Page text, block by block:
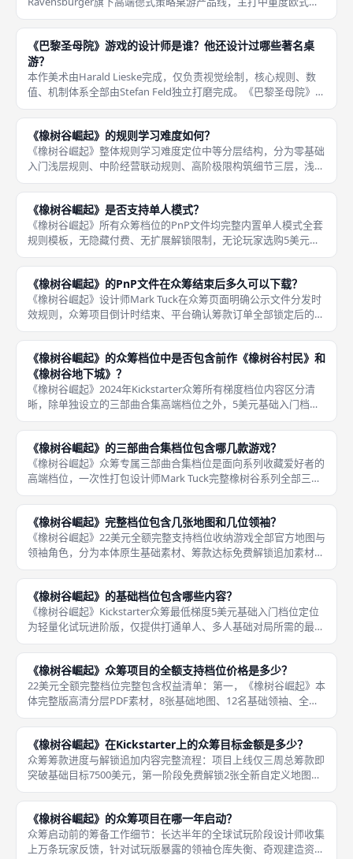
略，知名Alea系列全部由该分支出品，《巴黎圣母院》为Alea编号
11标准盒装作品，十周年纪念版同样由alea
《巴黎圣母院》游戏的设计师是谁？他还设计过哪些著名桌
游？
本作美术由Harald Lieske完成，仅负责视觉绘制，核心规则、数
值、机制体系全部由Stefan Feld独立打磨完成。《巴黎圣母院》的
唯一设计师是Stefan Feld，业内公认的德式重策大师，2007年本
作也是他Alea系列编号11
《橡树谷崛起》的规则学习难度如何？
《橡树谷崛起》整体规则学习难度定位中等分层结构，分为零基础
入门浅层规则、中阶经营联动规则、高阶极限构筑细节三层，浅层
基础操作十分钟即可上手，完整吃透全部联动机制、计分边界、领
袖搭配战术需要3至4局实战练习，分层难度设计兼顾休闲新手与资
深德式
《橡树谷崛起》是否支持单人模式？
《橡树谷崛起》所有众筹档位的PnP文件均完整内置单人模式全套
规则模板，无隐藏付费、无扩展解锁限制，无论玩家选购5美元基
础入门档、22美元单作完整档还是三部曲合集档，PDF素材包内都
附带单人专属AI魔物行动循环说明、三档难度刻度模板、单人专属
《橡树谷崛起》的PnP文件在众筹结束后多久可以下载？
《橡树谷崛起》设计师Mark Tuck在众筹页面明确公示文件分发时
效规则，众筹项目倒计时结束、平台确认筹款订单全部锁定后的48
小时以内，官方系统会自动向每一位支持者下单时预留的注册邮箱
发送完整下载邮件，邮件内附带永久有效云端存储下载链接，包
《橡树谷崛起》的众筹档位中是否包含前作《橡树谷村民》和
《橡树谷地下城》？
《橡树谷崛起》2024年Kickstarter众筹所有梯度档位内容区分清
晰，除单独设立的三部曲合集高端档位之外，5美元基础入门档、
13美元标准中档、22美元单作完整档这三类仅针对《橡树谷崛
起》本体开放，文件包内只有崛起自身的地图、领袖、规则
《橡树谷崛起》的三部曲合集档位包含哪几款游戏？
《橡树谷崛起》众筹专属三部曲合集档位是面向系列收藏爱好者的
高端档位，一次性打包设计师Mark Tuck完整橡树谷系列全部三款
独立可游玩纸笔PnP桌游，三款作品发行顺序、机制复杂度循序渐
进，同时独家附赠仅合集档位拥有的三作联动混搭模组，实现跨
《橡树谷崛起》完整档位包含几张地图和几位领袖？
《橡树谷崛起》22美元全额完整支持档位收纳游戏全部官方地图与
领袖角色，分为本体原生基础素材、筹款达标免费解锁追加素材两
大板块，地图与领袖数量固定无删减，是唯一集齐全部角色与地图
模板的众筹档位，也是线下深度对抗、单人刷分闯关的最优素材版
本。领
《橡树谷崛起》的基础档位包含哪些内容？
《橡树谷崛起》Kickstarter众筹最低梯度5美元基础入门档位定位
为轻量化试玩进阶版，仅提供打通单人、多人基础对局所需的最简
核心素材，所有筹款达标解锁的新增地图、限定领袖、变体规则、
三部曲联动模组、多语种翻译规则均不包含在内，仅提供英文
《橡树谷崛起》众筹项目的全额支持档位价格是多少？
22美元全额完整档位完整包含权益清单：第一，《橡树谷崛起》本
体完整版高清分层PDF素材，8张基础地图、12名基础领袖、全套
奇观/城市/魔物板块、四分支完整科技轨道；第二，三档筹款达标
全部免费解锁追加内容，5张自定义挑战地图、7名众筹限定新增
《橡树谷崛起》在Kickstarter上的众筹目标金额是多少？
众筹筹款进度与解锁追加内容完整流程：项目上线仅三周总筹款即
突破基础目标7500美元，第一阶段免费解锁2张全新自定义地图、
3名新增可游玩领袖；筹款突破12000美元解锁第二波追加内容，
新增迷你生存挑战变体规则、扩充魔物卡牌池；总筹款突破180
《橡树谷崛起》的众筹项目在哪一年启动？
众筹启动前的筹备工作细节：长达半年的全球试玩阶段设计师收集
上万条玩家反馈，针对试玩版暴露的领袖仓库失衡、奇观建造资源